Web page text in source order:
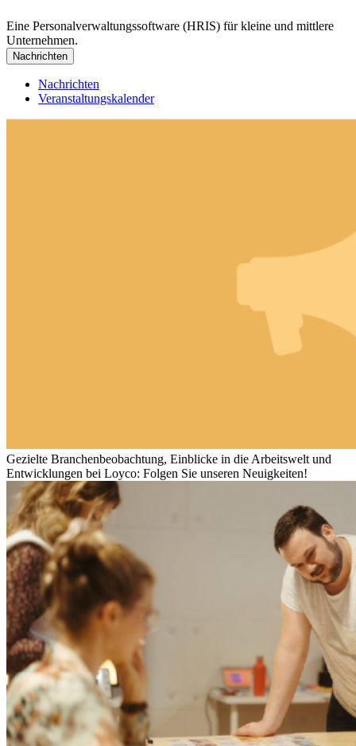
Eine Personalverwaltungssoftware (HRIS) für kleine und mittlere
Unternehmen.
Nachrichten
Nachrichten
Veranstaltungskalender
Gezielte Branchenbeobachtung, Einblicke in die Arbeitswelt und
Entwicklungen bei Loyco: Folgen Sie unseren Neuigkeiten!